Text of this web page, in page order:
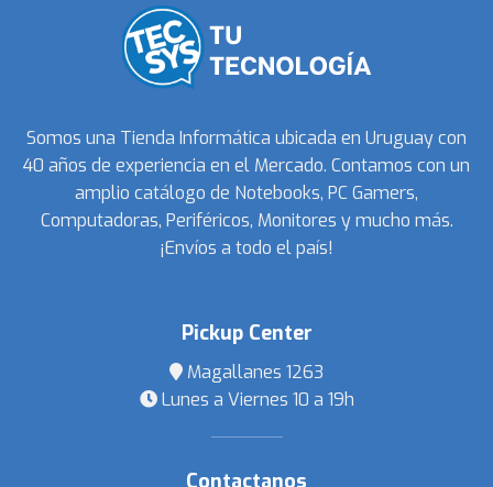
Somos una Tienda Informática ubicada en Uruguay con
40 años de experiencia en el Mercado. Contamos con un
amplio catálogo de Notebooks, PC Gamers,
Computadoras, Periféricos, Monitores y mucho más.
¡Envíos a todo el país!
Pickup Center
Magallanes 1263
Lunes a Viernes 10 a 19h
Contactanos